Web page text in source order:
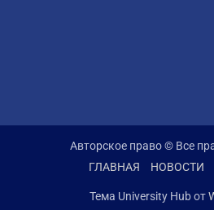
Авторское право © Все
ГЛАВНАЯ
НОВОСТИ
Тема University Hub от